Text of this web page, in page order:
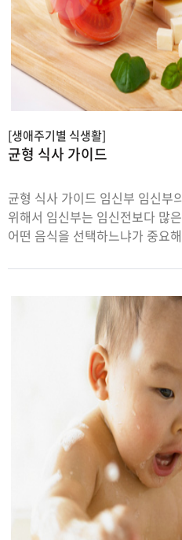
균형 식사 가이드
균형 식사 가이드 임신부 임신부의 건강과 태아의 건강한 성장을
위해서 임신부는 임신전보다 많
어떤 음식을 선택하느냐가 중요
무기질, 비타민
[생애주기별 식생활]